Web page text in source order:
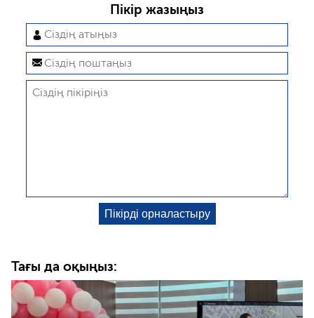
Пікір жазыңыз
Тағы да оқыңыз: